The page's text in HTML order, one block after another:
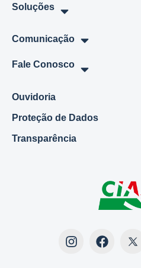
Soluções
Comunicação
Fale Conosco
Ouvidoria
Proteção de Dados
Transparência